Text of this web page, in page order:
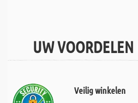
UW
Veilig winkelen